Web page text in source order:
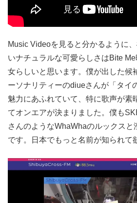
Music Videoを見ると分かるように
いナチュラルな可愛らしさはBite
女らしいと思います。僕が出した候
ーソナリティーのdiueさんが「タイ
魅力にあふれていて、特に歌声が素
てオンエアが決まりました。僕も
さんのようなWhaWhaのルックスと
です。日本でもっと名前が知られて